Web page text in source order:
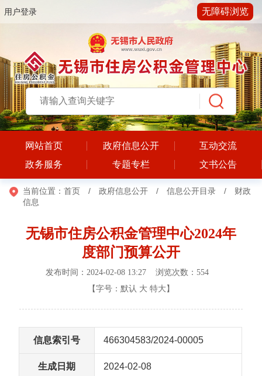
用户登录 无障碍浏览
网站首页 政府信息公开
互动交流
政务服务
专题专栏 文书公告
当前位置： 首页 / 政府信息公开 / 信息公开目录 /
财政
信息
无锡市住房公积金管理中心2024年
度部门预算公开
发布时间：2024-02-08 13:27 浏览次数： 554
【字号： 默认 大 特大 】
信息索引号 466304583/2024-00005
生成日期 2024-02-08